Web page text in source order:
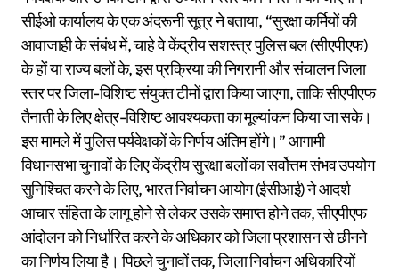
सीईओ कार्यालय के एक अंदरूनी सूत्र ने बताया, “सुरक्षा कर्मियों की
आवाजाही के संबंध में, चाहे वे केंद्रीय सशस्त्र पुलिस बल (सीएपीएफ)
के हों या राज्य बलों के, इस प्रक्रिया की निगरानी और संचालन जिला
स्तर पर जिला-विशिष्ट संयुक्त टीमों द्वारा किया जाएगा, ताकि सीएपीएफ
तैनाती के लिए क्षेत्र-विशिष्ट आवश्यकता का मूल्यांकन किया जा सके।
इस मामले में पुलिस पर्यवेक्षकों के निर्णय अंतिम होंगे।” आगामी
विधानसभा चुनावों के लिए केंद्रीय सुरक्षा बलों का सर्वोत्तम संभव उपयोग
सुनिश्चित करने के लिए, भारत निर्वाचन आयोग (ईसीआई) ने आदर्श
आचार संहिता के लागू होने से लेकर उसके समाप्त होने तक, सीएपीएफ
आंदोलन को निर्धारित करने के अधिकार को जिला प्रशासन से छीनने
का निर्णय लिया है। पिछले चुनावों तक, जिला निर्वाचन अधिकारियों